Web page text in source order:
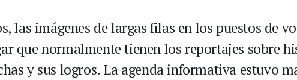
las imágenes de largas filas en los puestos de
que normalmente tienen los reportajes sobre
y sus logros. La agenda informativa estuvo